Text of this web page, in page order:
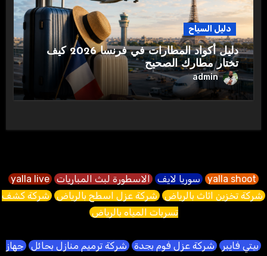
دليل السياح
دليل أكواد المطارات في فرنسا 2026 كيف
تختار مطارك الصحيح
admin
yalla shoot سوريا لايف الاسطورة لبث المباريات yalla live
شركة تخزين اثاث بالرياض شركة عزل اسطح بالرياض شركة كشف
تسربات المياه بالرياض
بيتي فايبر شركة عزل فوم بجدة شركة ترميم منازل بحائل جهاز